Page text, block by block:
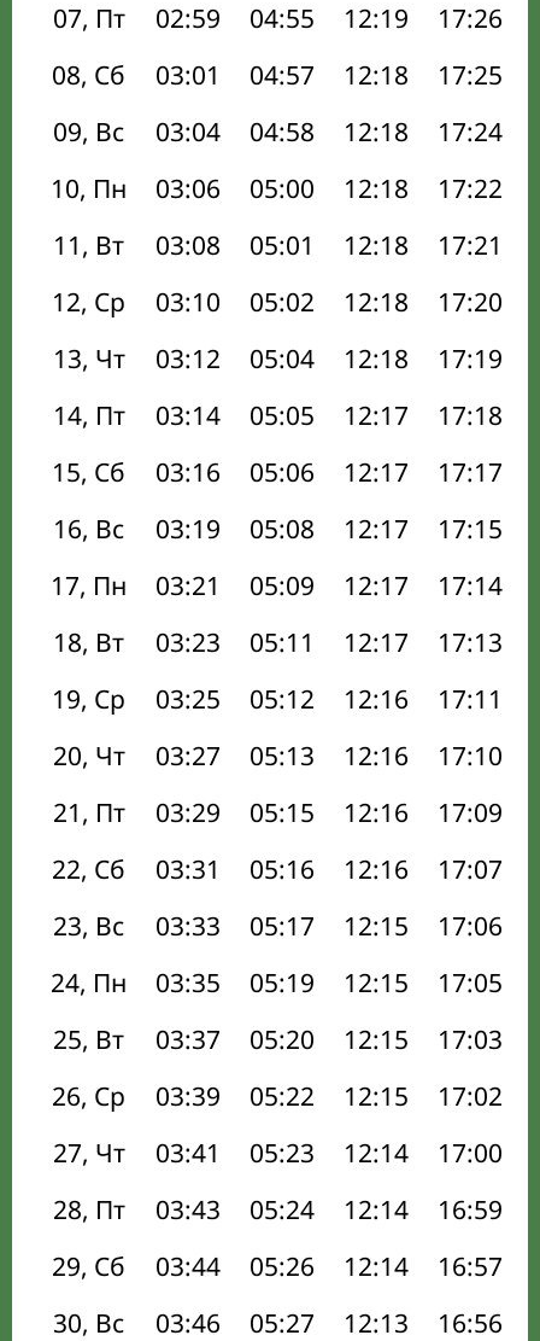
07, Пт
02:59 04:55 12:19 17:26
08, Сб
03:01 04:57 12:18 17:25
09, Вс
03:04 04:58 12:18 17:24
10, Пн
03:06 05:00 12:18 17:22
11, Вт
03:08 05:01 12:18 17:21
12, Ср
03:10 05:02 12:18 17:20
13, Чт
03:12 05:04 12:18 17:19
14, Пт
03:14 05:05 12:17 17:18
15, Сб
03:16 05:06 12:17 17:17
16, Вс
03:19 05:08 12:17 17:15
17, Пн
03:21 05:09 12:17 17:14
18, Вт
03:23 05:11 12:17 17:13
19, Ср
03:25 05:12 12:16 17:11
20, Чт
03:27 05:13 12:16 17:10
21, Пт
03:29 05:15 12:16 17:09
22, Сб
03:31 05:16 12:16 17:07
23, Вс
03:33 05:17 12:15 17:06
24, Пн
03:35 05:19 12:15 17:05
25, Вт
03:37 05:20 12:15 17:03
26, Ср
03:39 05:22 12:15 17:02
27, Чт
03:41 05:23 12:14 17:00
28, Пт
03:43 05:24 12:14 16:59
29, Сб
03:44 05:26 12:14 16:57
30, Вс
03:46 05:27 12:13 16:56